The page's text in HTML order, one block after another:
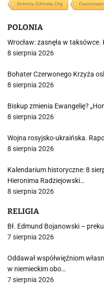
Sekrety-Zdrowia.org
POLONIA
Wrocław: zasnęła w taksówce.
8 sierpnia 2026
Bohater Czerwonego Krzyża
8 sierpnia 2026
Biskup zmienia Ewangelię?
8 sierpnia 2026
Wojna rosyjsko-ukraińska.
8 sierpnia 2026
Kalendarium historyczne: 8
Hieronima Radziejowski…
8 sierpnia 2026
RELIGIA
Bł. Edmund Bojanowski –
7 sierpnia 2026
Oddawał współwięźniom
w niemieckim obo…
7 sierpnia 2026